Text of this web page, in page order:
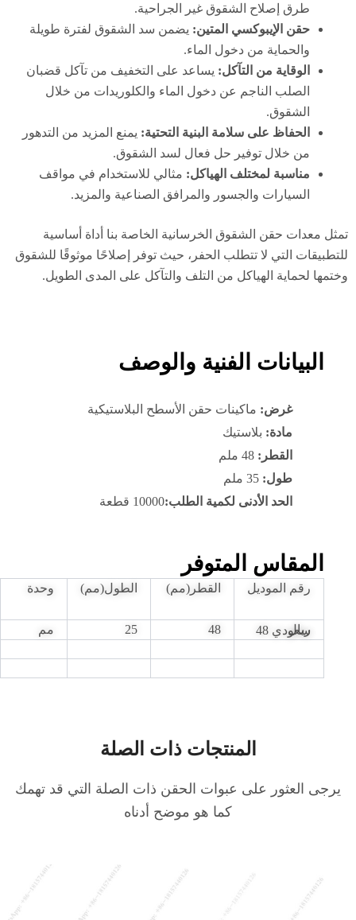
طرق إصلاح الشقوق غير الجراحية.
حقن الإيبوكسي المتين:يضمن سد الشقوق لفترة طويلة
والحماية من دخول الماء.
الوقاية من التآكل:يساعد على التخفيف من تآكل قضبان
الصلب الناجم عن دخول الماء والكلوريدات من خلال
الشقوق.
الحفاظ على سلامة البنية التحتية:يمنع المزيد من التدهور
من خلال توفير حل فعال لسد الشقوق.
مناسبة لمختلف الهياكل:مثالي للاستخدام في مواقف
السيارات والجسور والمرافق الصناعية والمزيد.
معدات حقن الشقوق الخرسانية الخاصة بنا أداة أساسية
التي لا تتطلب الحفر، حيث توفر إصلاحًا موثوقًا للشقوق
لحماية الهياكل من التلف والتآكل على المدى الطويل.
البيانات الفنية والوصف
غرض:ماكينات حقن الأسطح البلاستيكية
مادة:بلاستيك
القطر:48 ملم
طول:35 ملم
الحد الأدنى لكمية الطلب:10000 قطعة
المقاس المتوفر
رقم الموديل القطر(مم) الطول(مم) وحدة
ريال سعودي 48
المنتجات ذات الصلة
يرجى العثور على عبوات الحقن ذات الصلة التي قد تهمك
كما هو موضح أدناه